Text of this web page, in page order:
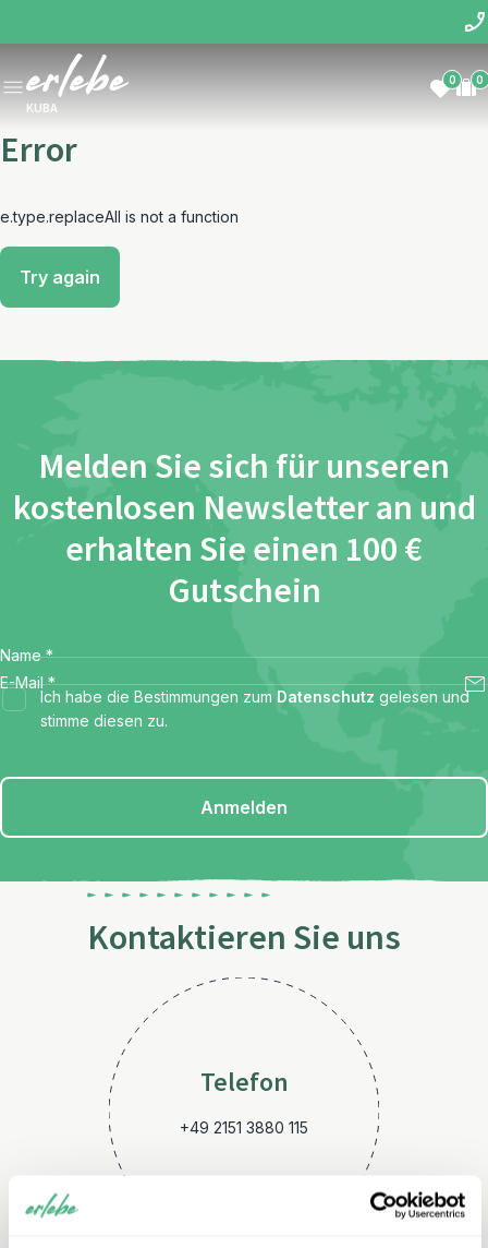
KUBA
0 0
Error
e.type.replaceAll is not a function
Try again
Melden Sie sich für unseren
kostenlosen Newsletter an und
erhalten Sie einen 100 €
Gutschein
Name *
E-Mail *
Ich habe die Bestimmungen zum Datenschutz gelesen und
stimme diesen zu.
Anmelden
Kontaktieren Sie uns
Telefon
+49 2151 3880 115